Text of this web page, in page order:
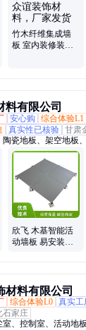
竹木纤维集成墙
板 室内装修装饰
料有限公司
安心购 综合体验L1
真实性已核验 甘肃
陶瓷地板、架空地板
式地板、防静电地板
地板、OA网络地板
地板、抗静电地板、
板
欣飞 木基智能活
动墙板 易安装维
材料有限公司
综合体验L0 真实工
石家庄
室、控制室、活动地